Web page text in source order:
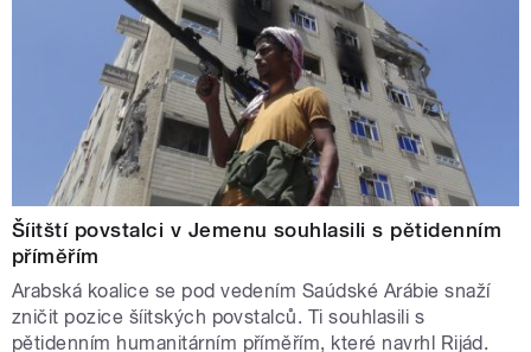
Šíitští povstalci v Jemenu souhlasili s pětidenním
příměřím
Arabská koalice se pod vedením Saúdské Arábie snaží
zničit pozice šíitských povstalců. Ti souhlasili s
pětidenním humanitárním příměřím, které navrhl Rijád.